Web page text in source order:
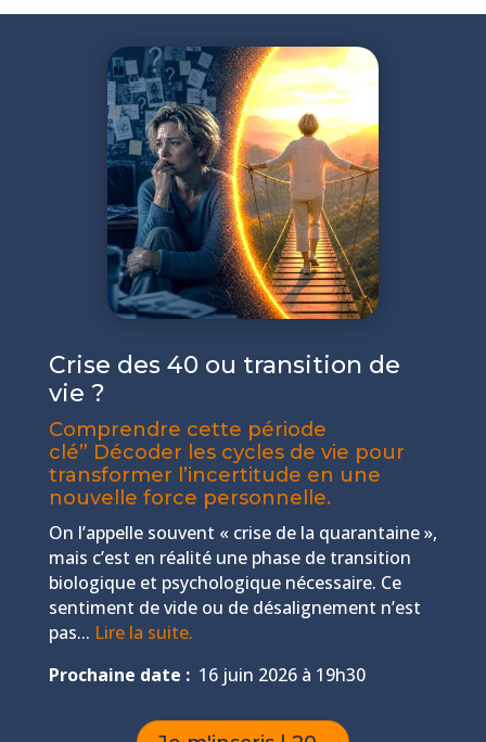
Crise des 40 ou transition de
vie ?
Comprendre cette période
clé” Décoder les cycles de vie pour
transformer l’incertitude en une
nouvelle force personnelle.
On l’appelle souvent « crise de la quarantaine »,
mais c’est en réalité une phase de transition
biologique et psychologique nécessaire. Ce
sentiment de vide ou de désalignement n’est
pas... Lire la suite.
Prochaine date :16 juin 2026 à 19h30